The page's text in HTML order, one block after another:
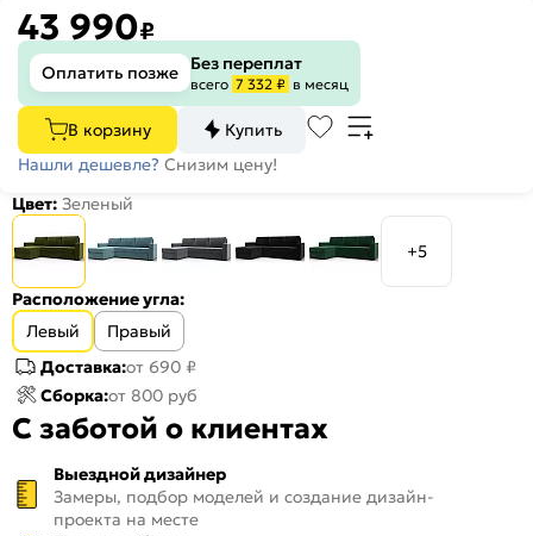
43 990₽
Оплатить позже Без переплат
всего 7 332 ₽ в месяц
В корзину
Купить
Нашли дешевле? Снизим цену!
Цвет: Зеленый
+5
Расположение угла:
Левый
Правый
Доставка:от 690 ₽
Сборка:от 800 руб
С заботой о клиентах
Выездной дизайнер
Замеры, подбор моделей и создание дизайн-
проекта на месте